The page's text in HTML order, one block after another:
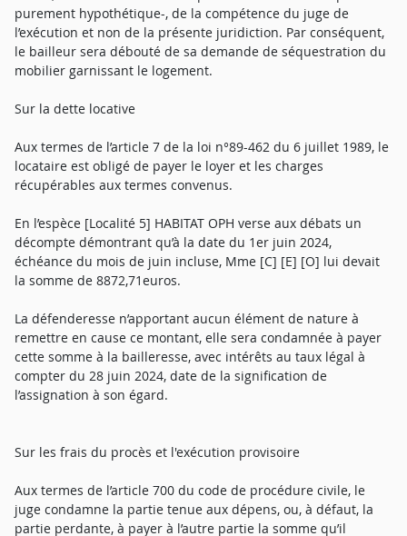
purement hypothétique-, de la compétence du juge de
l’exécution et non de la présente juridiction. Par conséquent,
le bailleur sera débouté de sa demande de séquestration du
mobilier garnissant le logement.
Sur la dette locative
Aux termes de l’article 7 de la loi n°89-462 du 6 juillet 1989, le
locataire est obligé de payer le loyer et les charges
récupérables aux termes convenus.
En l’espèce [Localité 5] HABITAT OPH verse aux débats un
décompte démontrant qu’à la date du 1er juin 2024,
échéance du mois de juin incluse, Mme [C] [E] [O] lui devait
la somme de 8872,71euros.
La défenderesse n’apportant aucun élément de nature à
remettre en cause ce montant, elle sera condamnée à payer
cette somme à la bailleresse, avec intérêts au taux légal à
compter du 28 juin 2024, date de la signification de
l’assignation à son égard.
Sur les frais du procès et l'exécution provisoire
Aux termes de l’article 700 du code de procédure civile, le
juge condamne la partie tenue aux dépens, ou, à défaut, la
partie perdante, à payer à l’autre partie la somme qu’il